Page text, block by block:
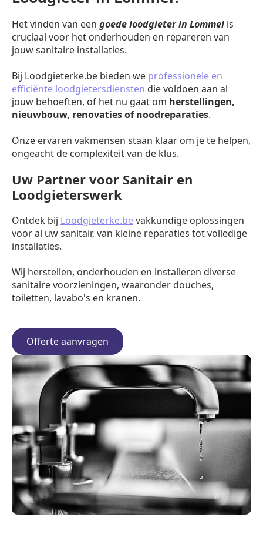
Het vinden van een goede loodgieter in Lommel is
cruciaal voor het onderhouden en repareren van
jouw sanitaire installaties.
Bij Loodgieterke.be bieden we professionele en
efficiënte loodgietersdiensten die voldoen aan al
jouw behoeften, of het nu gaat om herstellingen,
nieuwbouw, renovaties of noodreparaties.
Onze ervaren vakmensen staan klaar om je te helpen,
ongeacht de complexiteit van de klus.
Uw Partner voor Sanitair en
Loodgieterswerk
Ontdek bij Loodgieterke.bevakkundige oplossingen
voor al uw sanitair, van kleine reparaties tot volledige
installaties.
Wij herstellen, onderhouden en installeren diverse
sanitaire voorzieningen, waaronder douches,
toiletten, lavabo's en kranen.
Offerte aanvragen